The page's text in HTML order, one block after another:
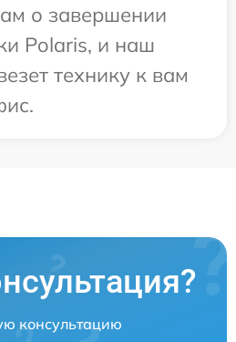
о завершении
Polaris, и наш
технику к вам
консультацию